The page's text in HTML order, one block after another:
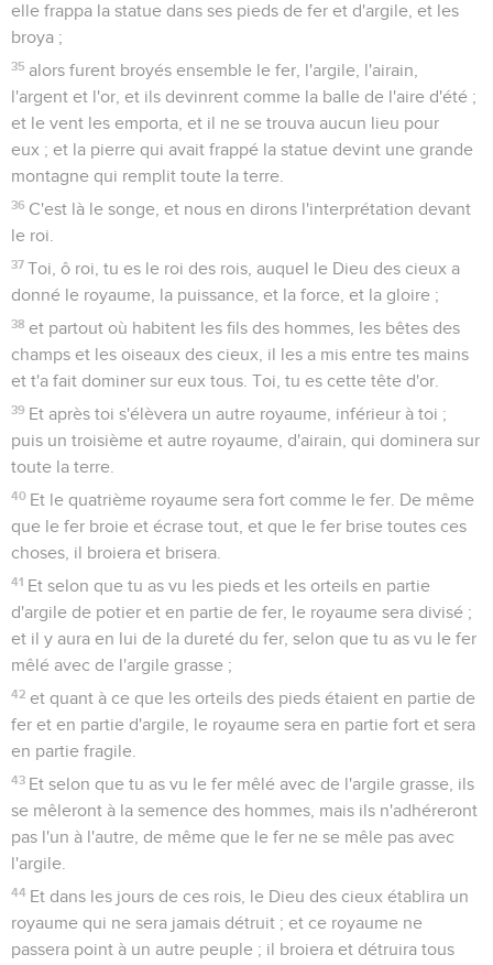
elle frappa la statue dans ses pieds de fer et d'argile, et les
broya ;
35 alors furent broyés ensemble le fer, l'argile, l'airain,
l'argent et l'or, et ils devinrent comme la balle de l'aire d'été ;
et le vent les emporta, et il ne se trouva aucun lieu pour
eux ; et la pierre qui avait frappé la statue devint une grande
montagne qui remplit toute la terre.
36 C'est là le songe, et nous en dirons l'interprétation devant
le roi.
37 Toi, ô roi, tu es le roi des rois, auquel le Dieu des cieux a
donné le royaume, la puissance, et la force, et la gloire ;
38 et partout où habitent les fils des hommes, les bêtes des
champs et les oiseaux des cieux, il les a mis entre tes mains
et t'a fait dominer sur eux tous. Toi, tu es cette tête d'or.
39 Et après toi s'élèvera un autre royaume, inférieur à toi ;
puis un troisième et autre royaume, d'airain, qui dominera sur
toute la terre.
40 Et le quatrième royaume sera fort comme le fer. De même
que le fer broie et écrase tout, et que le fer brise toutes ces
choses, il broiera et brisera.
41 Et selon que tu as vu les pieds et les orteils en partie
d'argile de potier et en partie de fer, le royaume sera divisé ;
et il y aura en lui de la dureté du fer, selon que tu as vu le fer
mêlé avec de l'argile grasse ;
42 et quant à ce que les orteils des pieds étaient en partie de
fer et en partie d'argile, le royaume sera en partie fort et sera
en partie fragile.
43 Et selon que tu as vu le fer mêlé avec de l'argile grasse, ils
se mêleront à la semence des hommes, mais ils n'adhéreront
pas l'un à l'autre, de même que le fer ne se mêle pas avec
l'argile.
44 Et dans les jours de ces rois, le Dieu des cieux établira un
royaume qui ne sera jamais détruit ; et ce royaume ne
passera point à un autre peuple ; il broiera et détruira tous